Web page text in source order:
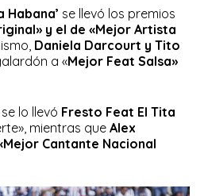
Habana’ se llevó los premios
y el de «Mejor Artista
Daniela Darcourt y Tito
a «Mejor Feat Salsa»
se lo llevó Fresto Feat El Tita
mientras que Alex
Cantante Nacional